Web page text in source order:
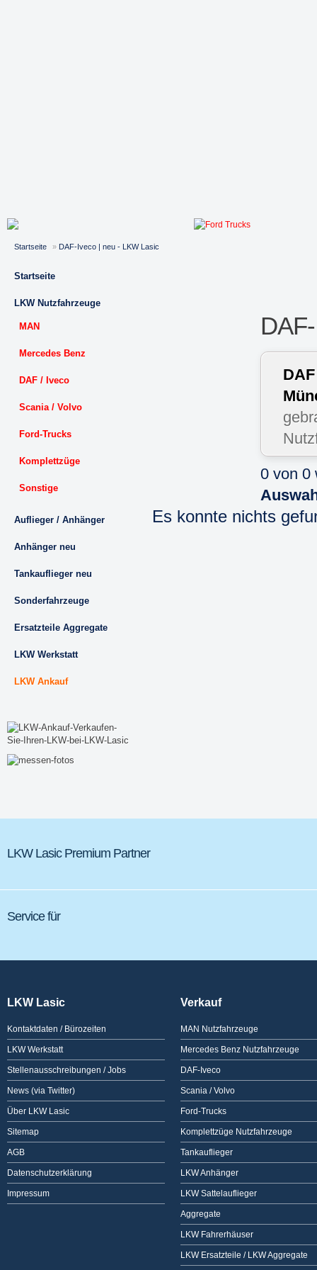
Startseite » DAF-Iveco | neu - LKW Lasic
Startseite
LKW Nutzfahrzeuge
MAN
Mercedes Benz
DAF / Iveco
Scania / Volvo
Ford-Trucks
Komplettzüge
Sonstige
Auflieger / Anhänger
Anhänger neu
Tankauflieger neu
Sonderfahrzeuge
Ersatzteile Aggregate
LKW Werkstatt
LKW Ankauf
0 von 0
Es konnte nichts
LKW Lasic Premium Partner
Service für
LKW Lasic
Kontaktdaten / Bürozeiten
LKW Werkstatt
Stellenausschreibungen / Jobs
News (via Twitter)
Über LKW Lasic
Sitemap
AGB
Datenschutzerklärung
Impressum
Verkauf
MAN Nutzfahrzeuge
Mercedes Benz Nutzfahrzeuge
DAF-Iveco
Scania / Volvo
Ford-Trucks
Komplettzüge Nutzfahrzeuge
Tankauflieger
LKW Anhänger
LKW Sattelauflieger
Aggregate
LKW Fahrerhäuser
LKW Ersatzteile / LKW Aggregate